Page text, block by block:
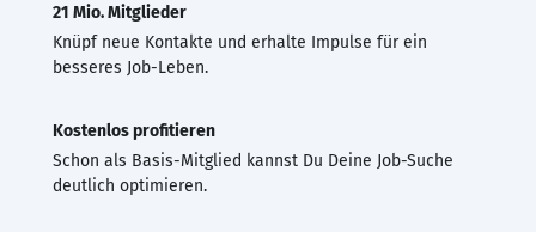
21 Mio. Mitglieder
Knüpf neue Kontakte und erhalte Impulse für ein
besseres Job-Leben.
Kostenlos profitieren
Schon als Basis-Mitglied kannst Du Deine Job-Suche
deutlich optimieren.